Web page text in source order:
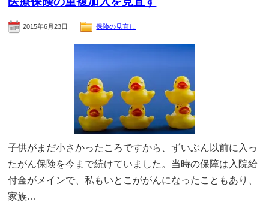
2015年6月23日 保険の見直し
子供がまだ小さかったころですから、ずいぶん以前に入っ
たがん保険を今まで続けていました。当時の保障は入院給
付金がメインで、私もいとこががんになったこともあり、
家族…